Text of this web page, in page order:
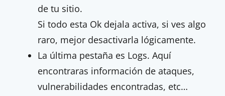
de tu sitio.
Si todo esta Ok dejala activa, si ves algo
raro, mejor desactivarla lógicamente.
La última pestaña es Logs. Aquí
encontraras información de ataques,
vulnerabilidades encontradas, etc…